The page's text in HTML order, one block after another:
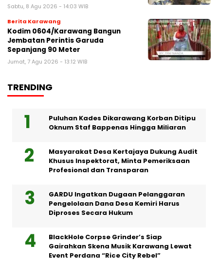
Sabtu, 8 Agu 2026 - 14:03 WIB
Berita Karawang
Kodim 0604/Karawang Bangun
Jembatan Perintis Garuda
Sepanjang 90 Meter
Jumat, 7 Agu 2026 - 13:12 WIB
TRENDING
Puluhan Kades Dikarawang Korban Ditipu
Oknum Staf Bappenas Hingga Miliaran
Masyarakat Desa Kertajaya Dukung Audit
Khusus Inspektorat, Minta Pemeriksaan
Profesional dan Transparan
GARDU Ingatkan Dugaan Pelanggaran
Pengelolaan Dana Desa Kemiri Harus
Diproses Secara Hukum
BlackHole Corpse Grinder’s Siap
Gairahkan Skena Musik Karawang Lewat
Event Perdana “Rice City Rebel”